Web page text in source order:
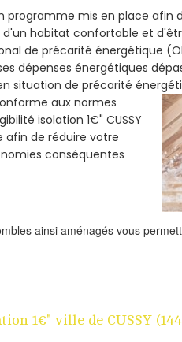
programme mis en place
d'un habitat confortable et
de précarité énergétique
dépenses énergétiques
situation de précarité
aux normes
isolation 1€" CUSSY
afin de réduire votre
conséquentes
ainsi aménagés vous
1€" ville de CUSSY